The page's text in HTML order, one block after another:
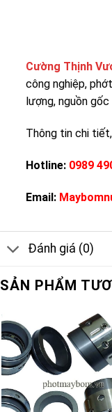
Cường Thịnh
công nghiệp,
lượng, nguồn
Thông tin chi tiết,
Hotline: 0989
Email:
Đánh giá (0)
SẢN PHẨM